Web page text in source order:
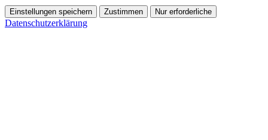
Einstellungen speichern Zustimmen Nur erforderliche
Datenschutzerklärung